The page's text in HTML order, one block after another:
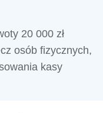
20 000 zł
osób fizycznych,
kasy